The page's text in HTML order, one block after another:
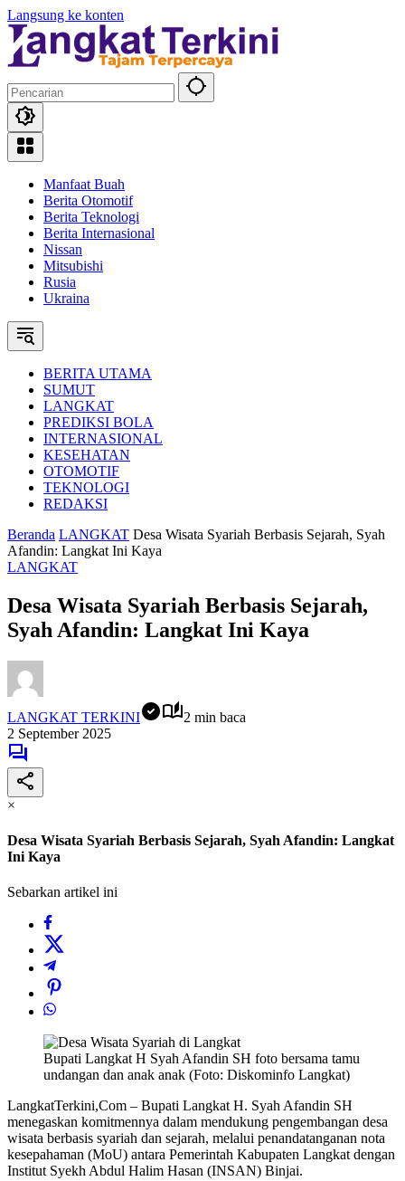
Langsung ke konten
Manfaat Buah
Berita Otomotif
Berita Teknologi
Berita Internasional
Nissan
Mitsubishi
Rusia
Ukraina
BERITA UTAMA
SUMUT
LANGKAT
PREDIKSI BOLA
INTERNASIONAL
KESEHATAN
OTOMOTIF
TEKNOLOGI
REDAKSI
Beranda LANGKAT Desa Wisata Syariah Berbasis Sejarah, Syah
Afandin: Langkat Ini Kaya
LANGKAT
Desa Wisata Syariah Berbasis Sejarah,
Syah Afandin: Langkat Ini Kaya
LANGKAT TERKINI
2 min baca
2 September 2025
×
Desa Wisata Syariah Berbasis Sejarah, Syah Afandin: Langkat
Ini Kaya
Sebarkan artikel ini
Bupati Langkat H Syah Afandin SH foto bersama tamu
undangan dan anak anak (Foto: Diskominfo Langkat)
LangkatTerkini,Com – Bupati Langkat H. Syah Afandin SH
menegaskan komitmennya dalam mendukung pengembangan desa
wisata berbasis syariah dan sejarah, melalui penandatanganan nota
kesepahaman (MoU) antara Pemerintah Kabupaten Langkat dengan
Institut Syekh Abdul Halim Hasan (INSAN) Binjai.